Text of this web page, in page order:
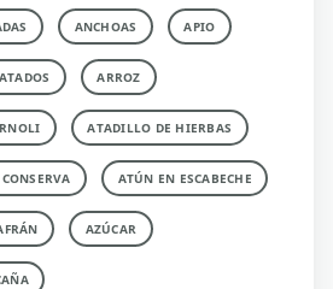
ANCHOAS APIO
ARROZ
ATADILLO DE HIERBAS
ATÚN EN ESCABECHE
AZÚCAR